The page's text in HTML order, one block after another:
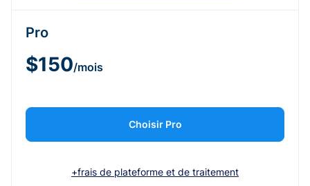
Pro
$150/mois
Choisir Pro
+frais de plateforme et de traitement